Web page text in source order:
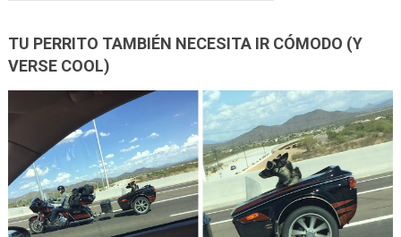
TU PERRITO TAMBIÉN NECESITA IR CÓMODO (Y
VERSE COOL)